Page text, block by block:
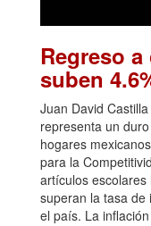
Regreso
suben
Juan David
representa un
hogares
para la
artículos
superan la tasa de
el país. La